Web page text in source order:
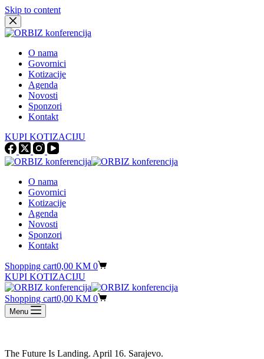
Skip to content
O nama
Govornici
Kotizacije
Agenda
Novosti
Sponzori
Kontakt
KUPI KOTIZACIJU
O nama
Govornici
Kotizacije
Agenda
Novosti
Sponzori
Kontakt
Shopping cart0,00 KM 0
KUPI KOTIZACIJU
Shopping cart0,00 KM 0
Menu
The Future Is Landing. April 16. Sarajevo.